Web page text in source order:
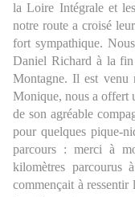
la Loire Intégrale et
notre route a croisé
fort sympathique.
Daniel Richard à la
Montagne. Il est venu
Monique, nous a offert
de son agréable
pour quelques pique-
parcours : merci à
kilomètres parcourus
commençait à ressentir